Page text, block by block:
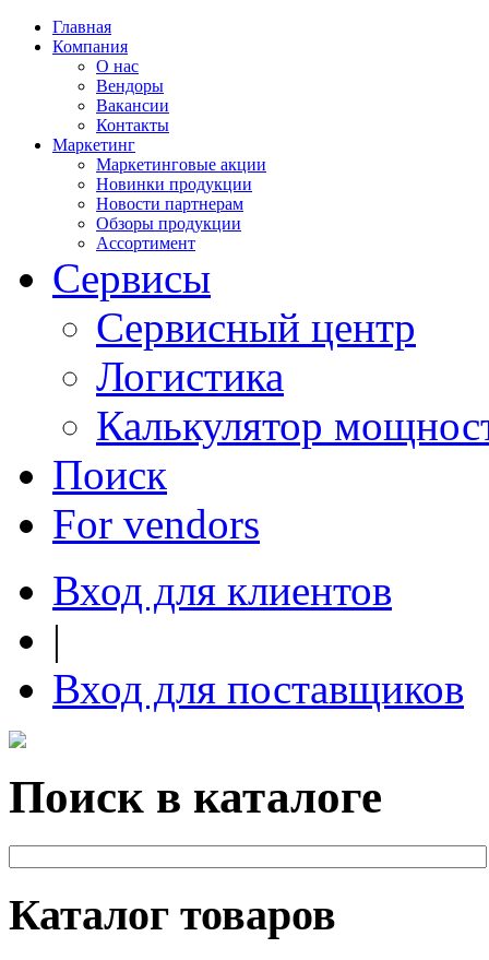
Главная
Компания
О нас
Вендоры
Вакансии
Контакты
Маркетинг
Маркетинговые акции
Новинки продукции
Новости партнерам
Обзоры продукции
Ассортимент
Сервисы
Сервисный центр
Логистика
Калькулятор
Поиск
For vendors
Вход для клиентов
|
Вход для поставщиков
Поиск в каталоге
Каталог товаров